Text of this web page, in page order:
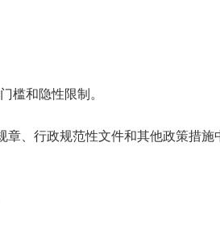
槛和隐性限制。
章、行政规范性文件和其他政策措施